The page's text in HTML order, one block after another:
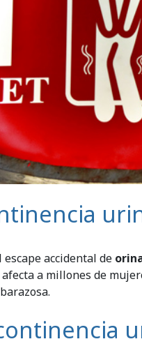
escape accidental de
a millones de